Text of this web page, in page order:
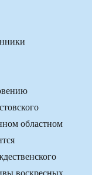
областном